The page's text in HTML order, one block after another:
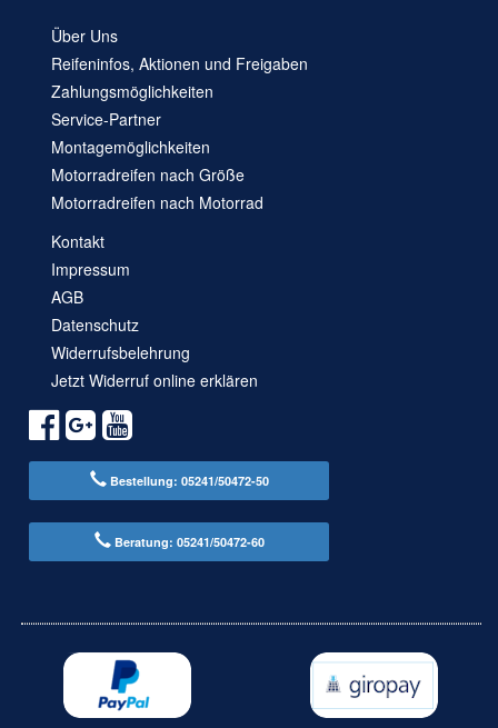
Über Uns
Reifeninfos, Aktionen und Freigaben
Zahlungsmöglichkeiten
Service-Partner
Montagemöglichkeiten
Motorradreifen nach Größe
Motorradreifen nach Motorrad
Kontakt
Impressum
AGB
Datenschutz
Widerrufsbelehrung
Jetzt Widerruf online erklären
Bestellung: 05241/50472-50
Beratung: 05241/50472-60